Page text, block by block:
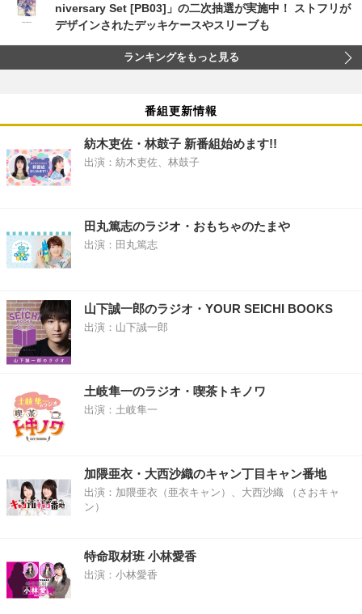
niversary Set [PB03]」の二次抽選が実施中！ ストフリが
デザインされたデッキケースやスリーブも
ランキングをもっと見る
番組更新情報
紡木吏佐・林鼓子 新番組始めます!!
出演：紡木吏佐、林鼓子
田丸篤志のラジオ・おもちゃのたまや
出演：田丸篤志
山下誠一郎のラジオ・YOUR SEICHI BOOKS
出演：山下誠一郎
土岐隼一のラジオ・喫茶トキノワ
出演：土岐隼一
加隈亜衣・大西沙織のキャン丁目キャン番地
出演：加隈亜衣（亜衣キャン）、大西沙織 （さおキャ
ン）
特命取材班 小林愛香
出演：小林愛香